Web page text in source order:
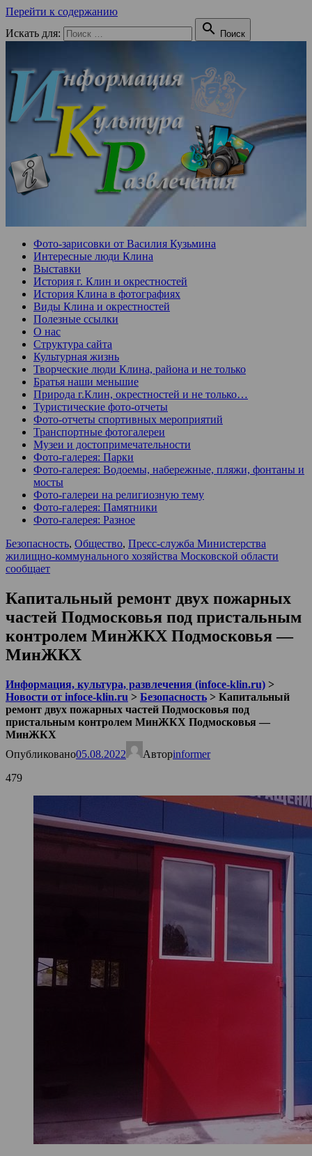
Перейти к содержанию
Искать для:
 Поиск
Фото-зарисовки от Василия Кузьмина
Интересные люди Клина
Выставки
История г. Клин и окрестностей
История Клина в фотографиях
Виды Клина и окрестностей
Полезные ссылки
О нас
Структура сайта
Культурная жизнь
Творческие люди Клина, района и не только
Братья наши меньшие
Природа г.Клин, окрестностей и не только…
Туристические фото-отчеты
Фото-отчеты спортивных мероприятий
Транспортные фотогалереи
Музеи и достопримечательности
Фото-галерея: Парки
Фото-галерея: Водоемы, набережные, пляжи, фонтаны и
мосты
Фото-галереи на религиозную тему
Фото-галерея: Памятники
Фото-галерея: Разное
Безопасность, Общество, Пресс-служба Министерства
жилищно-коммунального хозяйства Московской области
сообщает
Капитальный ремонт двух пожарных
частей Подмосковья под пристальным
контролем МинЖКХ Подмосковья —
МинЖКХ
Информация, культура, развлечения (infoce-klin.ru) >
Новости от infoce-klin.ru > Безопасность > Капитальный
ремонт двух пожарных частей Подмосковья под
пристальным контролем МинЖКХ Подмосковья —
МинЖКХ
Опубликовано05.08.2022 Авторinformer
479